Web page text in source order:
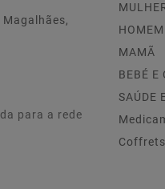
para a rede
HOMEM
MAMÃ
BEBÉ E
SAÚDE
Coffrets